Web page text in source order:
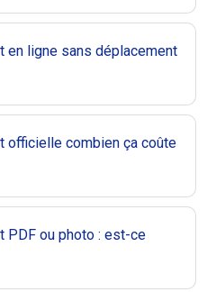
en ligne sans déplacement
officielle combien ça coûte
PDF ou photo : est-ce